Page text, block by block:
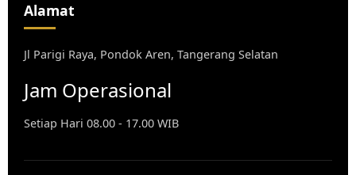
Alamat
Jl Parigi Raya, Pondok Aren, Tangerang Selatan
Jam Operasional
Setiap Hari 08.00 - 17.00 WIB